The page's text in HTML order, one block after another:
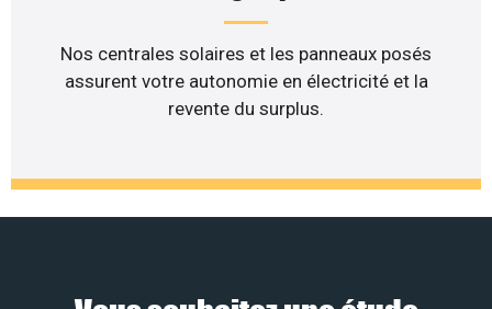
Nos centrales solaires et les panneaux posés
assurent votre autonomie en électricité et la
revente du surplus.